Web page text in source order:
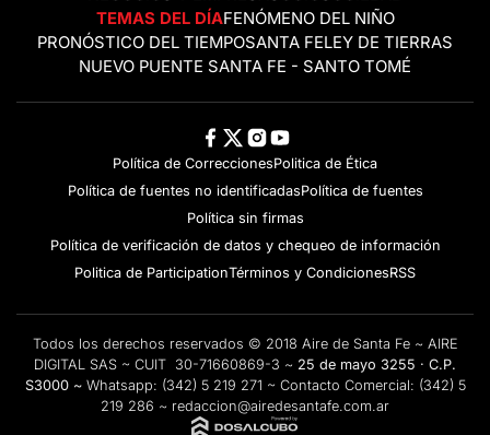
TEMAS DEL DÍAFENÓMENO DEL NIÑO
PRONÓSTICO DEL TIEMPOSANTA FELEY DE TIERRAS
NUEVO PUENTE SANTA FE - SANTO TOMÉ
Política de CorreccionesPolitica de Ética
Política de fuentes no identificadasPolítica de fuentes
Política sin firmas
Política de verificación de datos y chequeo de información
Politica de ParticipationTérminos y CondicionesRSS
Todos los derechos reservados © 2018 Aire de Santa Fe ~ AIRE
DIGITAL SAS ~ CUIT 30-71660869-3 ~ 25 de mayo 3255 · C.P.
S3000 ~ Whatsapp: (342) 5 219 271 ~ Contacto Comercial: (342) 5
219 286 ~ redaccion@airedesantafe.com.ar